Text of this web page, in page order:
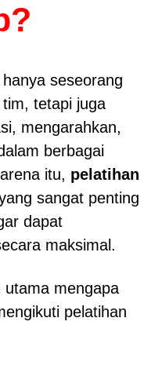
seseorang
tetapi juga
mengarahkan,
berbagai
itu, pelatihan
sangat penting
dapat
maksimal.
utama mengapa
pelatihan